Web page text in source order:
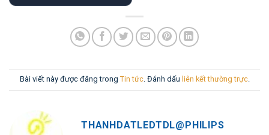
Bài viết này được đăng trong Tin tức. Đánh dấu liên kết thường trực.
THANHDATLEDTDL@PHILIPS